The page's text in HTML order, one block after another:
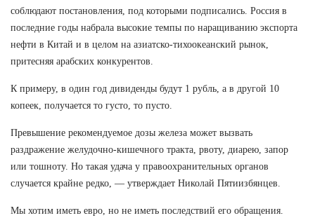
соблюдают постановления, под которыми подписались. Россия в
последние годы набрала высокие темпы по наращиванию экспорта
нефти в Китай и в целом на азиатско-тихоокеанский рынок,
притесняя арабских конкурентов.
К примеру, в один год дивиденды будут 1 рубль, а в другой 10
копеек, получается то густо, то пусто.
Превышение рекомендуемое дозы железа может вызвать
раздражение желудочно-кишечного тракта, рвоту, диарею, запор
или тошноту. Но такая удача у правоохранительных органов
случается крайне редко, — утверждает Николай Пятиизбянцев.
Мы хотим иметь евро, но не иметь последствий его обращения.